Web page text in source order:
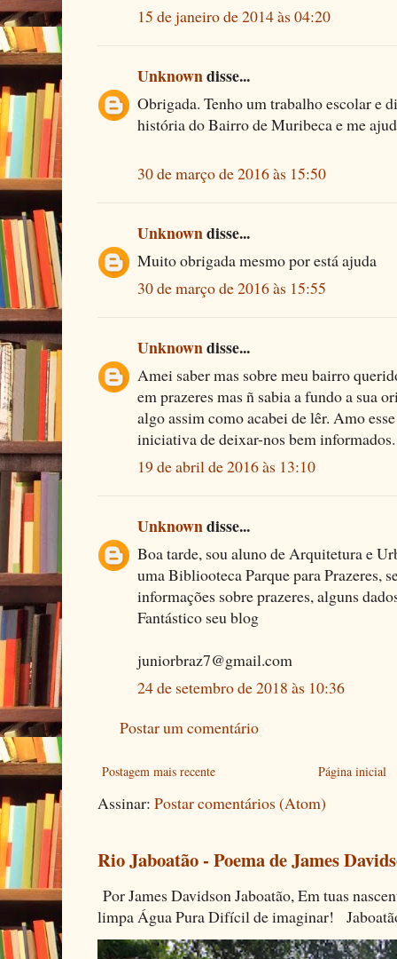
15 de janeiro de 2014 às 04:20
Unknowndisse...
Obrigada. Tenho um trabalho escolar e
história do Bairro de Muribeca e me
30 de março de 2016 às 15:50
Unknowndisse...
Muito obrigada mesmo por está ajuda
30 de março de 2016 às 15:55
Unknowndisse...
Amei saber mas sobre meu bairro
em prazeres mas ñ sabia a fundo a sua
algo assim como acabei de lêr. Amo
iniciativa de deixar-nos bem informados.
19 de abril de 2016 às 13:10
Unknowndisse...
Boa tarde, sou aluno de Arquitetura e
uma Bibliooteca Parque para Prazeres,
informações sobre prazeres, alguns
Fantástico seu blog
juniorbraz7@gmail.com
24 de setembro de 2018 às 10:36
Postar um comentário
Postagem mais recente Página inicial
Assinar: Postar comentários (Atom)
Rio Jaboatão - Poema de James
Por James Davidson Jaboatão, Em tuas
limpa Água Pura Difícil de imaginar!